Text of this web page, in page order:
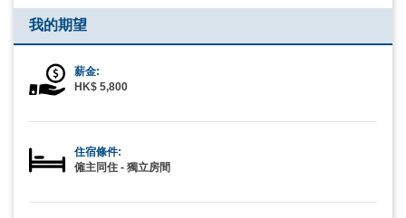
我的期望
薪金:
HK$ 5,800
住宿條件:
僱主同住 - 獨立房間